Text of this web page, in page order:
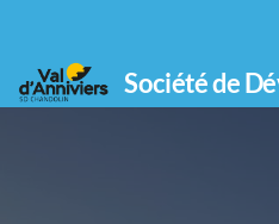
Société de